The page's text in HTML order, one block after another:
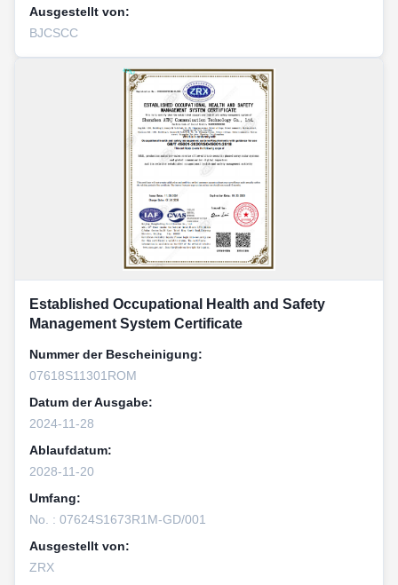
Ausgestellt von:
BJCSCC
Established Occupational Health and Safety
Management System Certificate
Nummer der Bescheinigung:
07618S11301ROM
Datum der Ausgabe:
2024-11-28
Ablaufdatum:
2028-11-20
Umfang:
No. : 07624S1673R1M-GD/001
Ausgestellt von:
ZRX